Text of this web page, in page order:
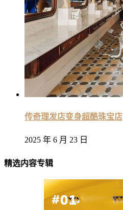
传奇理发店变身超酷珠宝店
2025 年 6 月 23 日
精选内容专辑